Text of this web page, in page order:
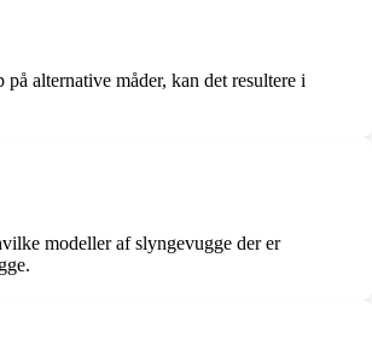
alternative måder, kan det resultere i
modeller af slyngevugge der er